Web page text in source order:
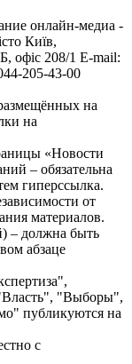
онлайн-медиа -
Київ,
208/1 E-mail:
205-43-00
на
на
«Новости
– обязательна
гиперссылка.
от
материалов.
– должна быть
абзаце
"Выборы",
публикуются на
с